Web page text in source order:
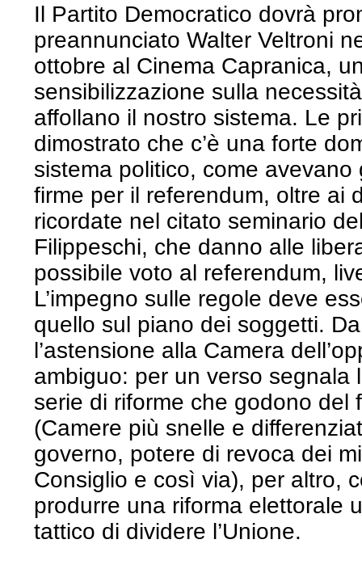
Il Partito Democratico dovrà
preannunciato Walter Veltroni
ottobre al Cinema Capranica,
sensibilizzazione sulla
affollano il nostro sistema. Le
dimostrato che c’è una forte
sistema politico, come
firme per il referendum, oltre ai
ricordate nel citato seminario
Filippeschi, che danno alle
possibile voto al referendum,
L’impegno sulle regole deve
quello sul piano dei soggetti.
l’astensione alla Camera
ambiguo: per un verso segnala
serie di riforme che godono del
(Camere più snelle e
governo, potere di revoca dei
Consiglio e così via), per altro,
produrre una riforma elettorale
tattico di dividere l’Unione.